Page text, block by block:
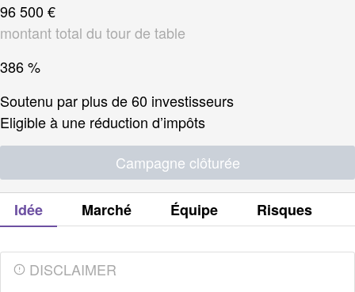
96 500 €
montant total du tour de table
386 %
Soutenu par plus de 60 investisseurs
Eligible à une réduction d’impôts
Campagne clôturée
Idée Marché Équipe Risques
DISCLAIMER